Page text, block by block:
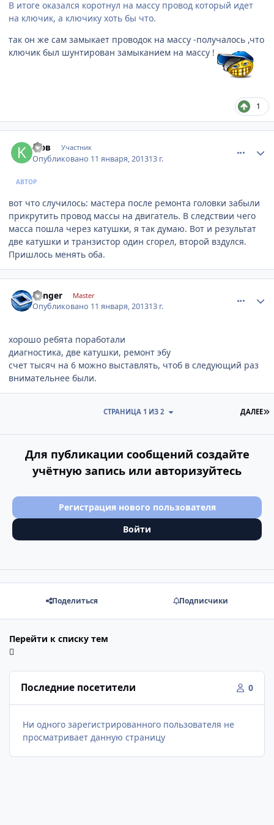
В итоге оказался коротнул на массу провод который идет
на ключик, а ключику хоть бы что.
так он же сам замыкает проводок на массу -получалось ,что
ключик был шунтирован замыканием на массу !
1
кюв Участник
Опубликовано 11 января, 201313 г.
АВТОР
вот что случилось: мастера после ремонта головки забыли
прикрутить провод массы на двигатель. В следствии чего
масса пошла через катушки, я так думаю. Вот и результат
две катушки и транзистор один сгорел, второй вздулся.
Пришлось менять оба.
Ranger Master
Опубликовано 11 января, 201313 г.
хорошо ребята поработали
диагностика, две катушки, ремонт эбу
счет тысяч на 6 можно выставлять, чтоб в следующий раз
внимательнее были.
ДАЛЕЕ
СТРАНИЦА 1 ИЗ 2
Для публикации сообщений создайте
учётную запись или авторизуйтесь
Регистрация нового пользователя
Войти
Поделиться Подписчики
Перейти к списку тем
Последние посетители 0
Ни одного зарегистрированного пользователя не
просматривает данную страницу